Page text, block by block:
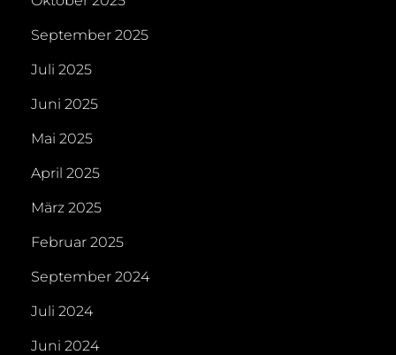
September 2025
Juli 2025
Juni 2025
Mai 2025
April 2025
März 2025
Februar 2025
September 2024
Juli 2024
Juni 2024